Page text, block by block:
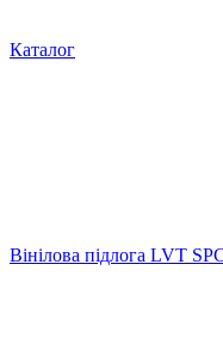
Каталог
Вінілова підлога LVT